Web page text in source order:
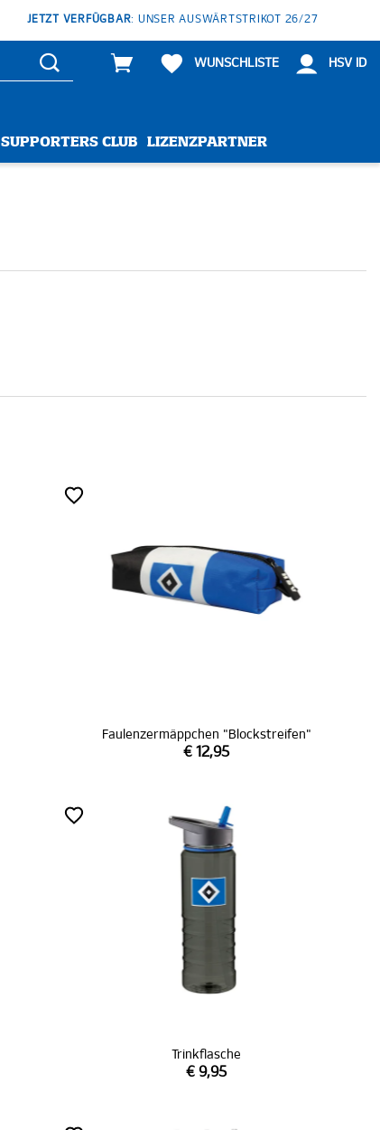
JETZT VERFÜGBAR: UNSER AUSWÄRTSTRIKOT 26/27
WUNSCHLISTE HSV ID
SUPPORTERS CLUB LIZENZPARTNER
Faulenzermäppchen "Blockstreifen"
€ 12,95
Trinkflasche
€ 9,95